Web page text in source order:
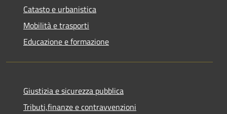
Catasto e urbanistica
Mobilità e trasporti
Educazione e formazione
Giustizia e sicurezza pubblica
Tributi,finanze e contravvenzioni